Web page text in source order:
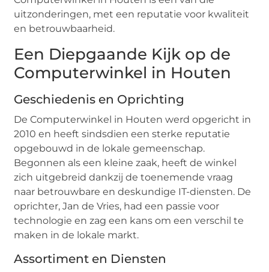
uitzonderingen, met een reputatie voor kwaliteit
en betrouwbaarheid.
Een Diepgaande Kijk op de
Computerwinkel in Houten
Geschiedenis en Oprichting
De Computerwinkel in Houten werd opgericht in
2010 en heeft sindsdien een sterke reputatie
opgebouwd in de lokale gemeenschap.
Begonnen als een kleine zaak, heeft de winkel
zich uitgebreid dankzij de toenemende vraag
naar betrouwbare en deskundige IT-diensten. De
oprichter, Jan de Vries, had een passie voor
technologie en zag een kans om een verschil te
maken in de lokale markt.
Assortiment en Diensten